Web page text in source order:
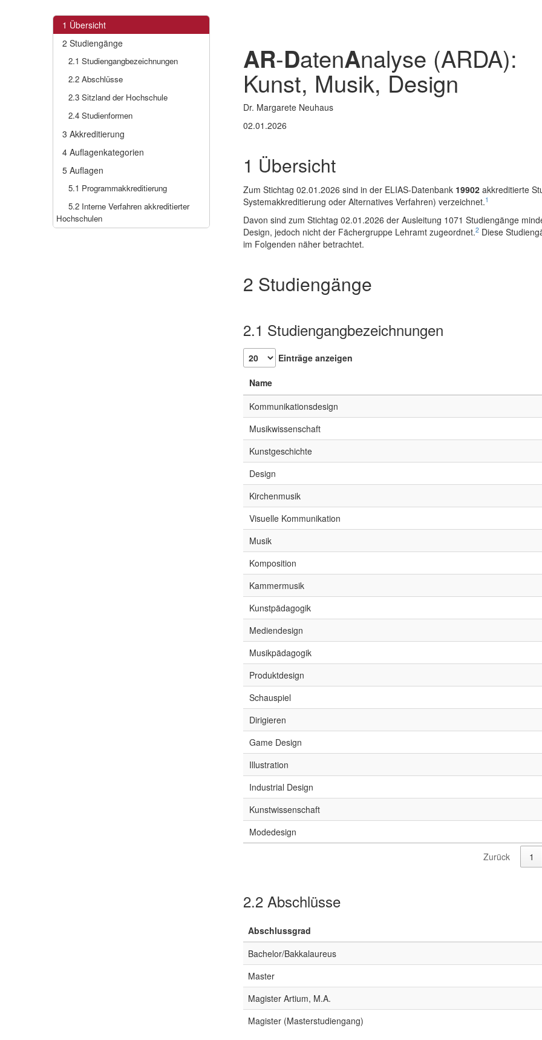
1 Übersicht
2 Studiengänge
2.1 Studiengangbezeichnungen
2.2 Abschlüsse
2.3 Sitzland der Hochschule
2.4 Studienformen
3 Akkreditierung
4 Auflagenkategorien
5 Auflagen
5.1 Programmakkreditierung
5.2 Interne Verfahren akkreditierter
Hochschulen
AR-DatenAnalyse (ARDA):
Kunst, Musik, Design
Dr. Margarete Neuhaus
02.01.2026
1 Übersicht
Zum Stichtag 02.01.2026 sind in der ELIAS-Datenbank 19902 akkreditierte
Systemakkreditierung oder Alternatives Verfahren) verzeichnet.1
Davon sind zum Stichtag 02.01.2026 der Ausleitung 1071 Studiengänge
Design, jedoch nicht der Fächergruppe Lehramt zugeordnet.2 Diese
im Folgenden näher betrachtet.
2 Studiengänge
2.1 Studiengangbezeichnungen
Einträge anzeigen
Name
Kommunikationsdesign
Musikwissenschaft
Kunstgeschichte
Design
Kirchenmusik
Visuelle Kommunikation
Musik
Komposition
Kammermusik
Kunstpädagogik
Mediendesign
Musikpädagogik
Produktdesign
Schauspiel
Dirigieren
Game Design
Illustration
Industrial Design
Kunstwissenschaft
Modedesign
Zurück 1
2.2 Abschlüsse
Abschlussgrad
Bachelor/Bakkalaureus
Master
Magister Artium, M.A.
Magister (Masterstudiengang)